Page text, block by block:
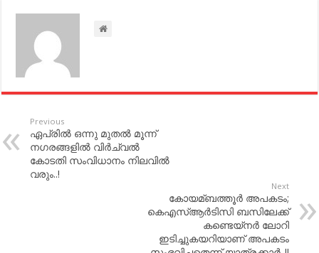
Previous
ഏപ്രില്‍ ഒന്നു മുതല്‍ മൂന്ന്
നഗരങ്ങളില്‍ വിര്‍ച്വല്‍
കോടതി സംവിധാനം നിലവില്‍
വരും..!
Next
കോയമ്ബത്തൂര്‍ അപകടം;
കെഎസ്‌ആര്‍ടിസി ബസിലേക്ക്
കണ്ടെയ്‌നര്‍ ലോറി
ഇടിച്ചുകയറിയാണ് അപകടം